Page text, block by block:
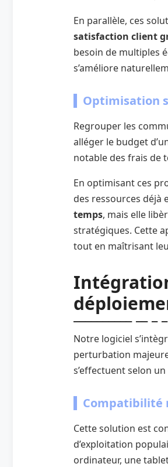
En parallèle, ces
satisfaction client
besoin de multiples
s’améliore
Optimisation
Regrouper les
alléger le budget
notable des frais de
En optimisant ces
des ressources déjà
temps, mais elle
stratégiques. Cette
tout en maîtrisant
Notre logiciel
perturbation
s’effectuent selon
Compatibilité
Cette solution est
d’exploitation
ordinateur, une